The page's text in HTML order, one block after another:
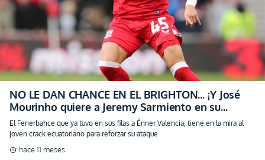
NO LE DAN CHANCE EN EL BRIGHTON… ¡Y José
Mourinho quiere a Jeremy Sarmiento en su
Equipo! (VIDEO)
El Fenerbahce que ya tuvo en sus filas a Énner Valencia, tiene en la mira al
joven crack ecuatoriano para reforzar su ataque
schedule hace 11 meses